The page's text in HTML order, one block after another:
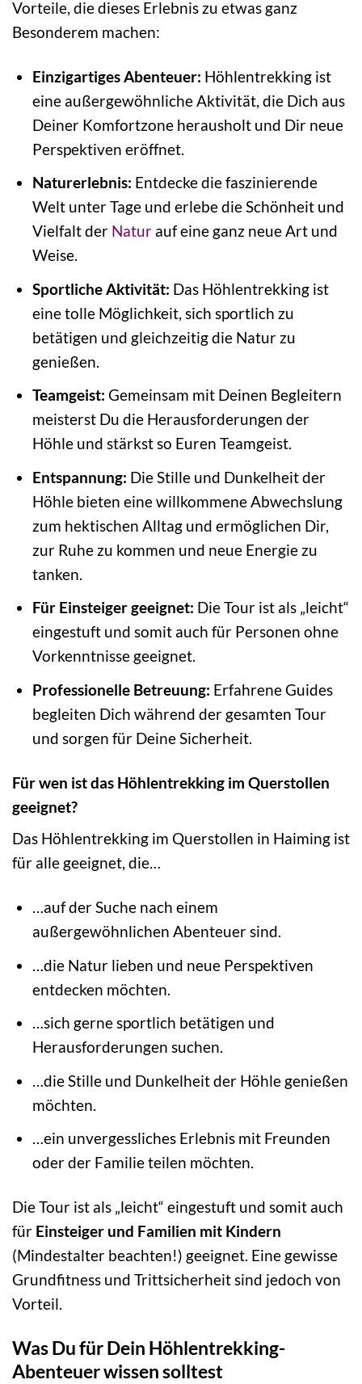
Vorteile, die dieses Erlebnis zu etwas ganz
Besonderem machen:
Einzigartiges Abenteuer: Höhlentrekking ist
eine außergewöhnliche Aktivität, die Dich aus
Deiner Komfortzone herausholt und Dir neue
Perspektiven eröffnet.
Naturerlebnis: Entdecke die faszinierende
Welt unter Tage und erlebe die Schönheit und
Vielfalt der Naturauf eine ganz neue Art und
Weise.
Sportliche Aktivität: Das Höhlentrekking ist
eine tolle Möglichkeit, sich sportlich zu
betätigen und gleichzeitig die Natur zu
genießen.
Teamgeist: Gemeinsam mit Deinen Begleitern
meisterst Du die Herausforderungen der
Höhle und stärkst so Euren Teamgeist.
Entspannung: Die Stille und Dunkelheit der
Höhle bieten eine willkommene Abwechslung
zum hektischen Alltag und ermöglichen Dir,
zur Ruhe zu kommen und neue Energie zu
tanken.
Für Einsteiger geeignet: Die Tour ist als „leicht“
eingestuft und somit auch für Personen ohne
Vorkenntnisse geeignet.
Professionelle Betreuung: Erfahrene Guides
begleiten Dich während der gesamten Tour
und sorgen für Deine Sicherheit.
Für wen ist das Höhlentrekking im Querstollen
geeignet?
Das Höhlentrekking im Querstollen in Haiming ist
für alle geeignet, die…
…auf der Suche nach einem
außergewöhnlichen Abenteuer sind.
…die Natur lieben und neue Perspektiven
entdecken möchten.
…sich gerne sportlich betätigen und
Herausforderungen suchen.
…die Stille und Dunkelheit der Höhle genießen
möchten.
…ein unvergessliches Erlebnis mit Freunden
oder der Familie teilen möchten.
Die Tour ist als „leicht“ eingestuft und somit auch
für Einsteiger und Familien mit Kindern
(Mindestalter beachten!) geeignet. Eine gewisse
Grundfitness und Trittsicherheit sind jedoch von
Vorteil.
Was Du für Dein Höhlentrekking-
Abenteuer wissen solltest